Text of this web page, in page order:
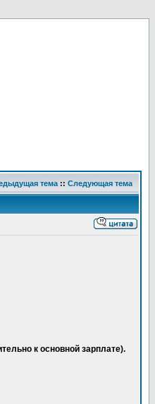
тема :: Следующая тема
к основной зарплате).